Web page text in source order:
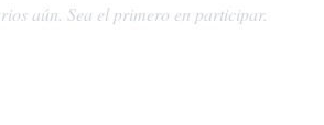
aún. Sea el primero en participar.